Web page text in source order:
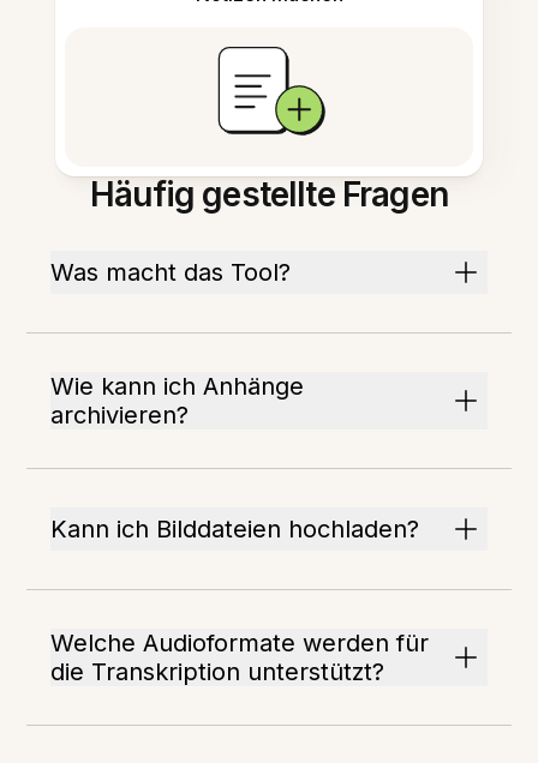
Häufig gestellte Fragen
Was macht das Tool?
Wie kann ich Anhänge
archivieren?
Kann ich Bilddateien hochladen?
Welche Audioformate werden für
die Transkription unterstützt?